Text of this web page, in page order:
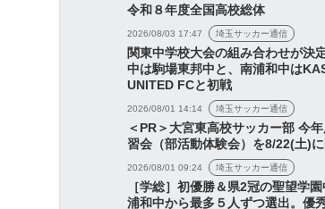
令和８年度全国高校総体
2026/08/03 17:47 埼玉サッカー通信
関東中学校大会の組み合わせが決
中は駒場東邦中と、南浦和中は
UNITED FCと初戦
2026/08/01 14:14 埼玉サッカー通信
＜PR＞大宮東高校サッカー部 今
習会（部活動体験会）を8/22(土)
2026/08/01 09:24 埼玉サッカー通信
［学総］初優勝＆県2冠の聖望学
浦和中から最多５人ずつ選出。優